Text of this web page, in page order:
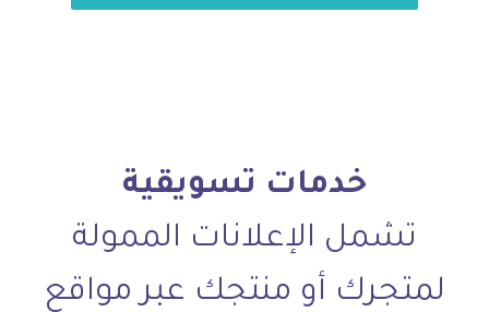
خدمات تسويقية
تشمل الإعلانات الممولة
لمتجرك أو منتجك عبر مواقع